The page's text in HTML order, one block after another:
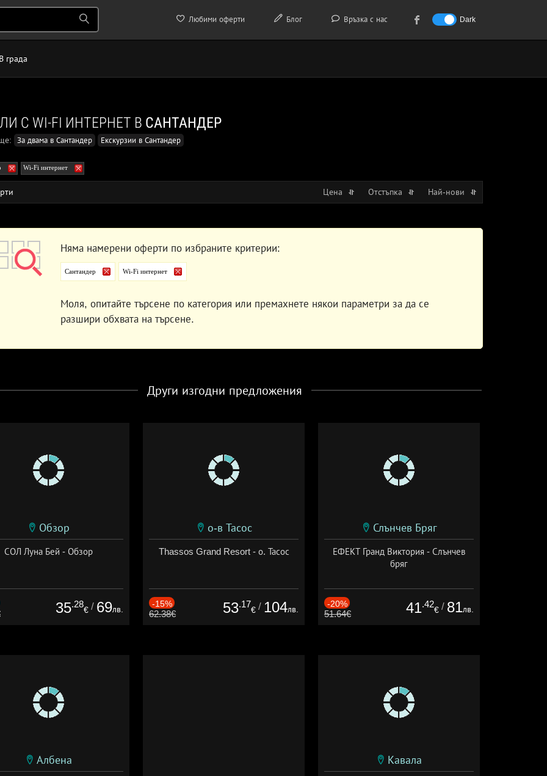
Любими оферти Блог Връзка с нас Dark
В града
С WI-FI ИНТЕРНЕТ В САНТАНДЕР
За двама в Сантандер Екскурзии в Сантандер
Wi-Fi интернет
Цена Отстъпка Най-нови
Няма намерени оферти по избраните критерии:
Сантандер Wi-Fi интернет
Моля, опитайте търсене по категория или премахнете някои параметри за да се
разшири обхвата на търсене.
Други изгодни предложения
Обзор
СОЛ Луна Бей - Обзор
35.28
€ / 69лв.
о-в Тасос
Thassos Grand Resort - о. Тасос
-15%
62.38€ 53.17
€ / 104лв.
Слънчев Бряг
ЕФЕКТ Гранд Виктория - Слънчев
бряг
-20%
51.64€ 41.42
€ / 81лв.
Албена Кавала